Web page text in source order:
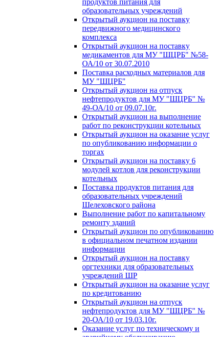
образовательных учреждений
Открытый аукцион на поставку
передвижного медицинского
комплекса
Открытый аукцион на поставку
медикаментов для МУ "ШЦРБ" №58-
ОА/10 от 30.07.2010
Поставка расходных материалов для
МУ "ШЦРБ"
Открытый аукцион на отпуск
нефтепродуктов для МУ "ШЦРБ" №
49-ОА/10 от 09.07.10г.
Открытый аукцион на выполнение
работ по реконструкции котельных
Открытый аукцион на оказание услуг
по опубликованию информации о
торгах
Открытый аукцион на поставку 6
модулей котлов для реконструкции
котельных
Поставка продуктов питания для
образовательных учреждений
Шелеховского района
Выполнение работ по капитальному
ремонту зданий
Открытый аукцион по опубликованию
в официальном печатном издании
информации
Открытый аукцион на поставку
оргтехники для образовательных
учреждений ШР
Открытый аукцион на оказание услуг
по кредитованию
Открытый аукцион на отпуск
нефтепродуктов для МУ "ШЦРБ" №
20-ОА/10 от 19.03.10г.
Оказание услуг по техническому и